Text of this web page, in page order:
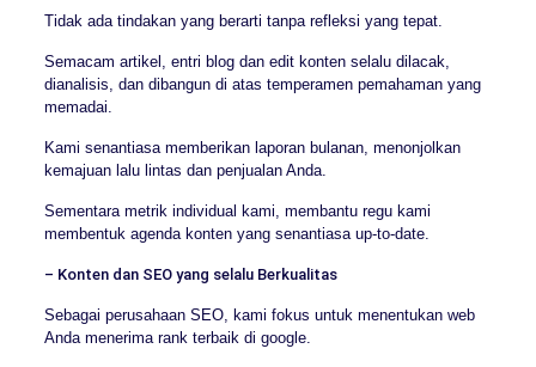
Tidak ada tindakan yang berarti tanpa refleksi yang tepat.
Semacam artikel, entri blog dan edit konten selalu dilacak,
dianalisis, dan dibangun di atas temperamen pemahaman yang
memadai.
Kami senantiasa memberikan laporan bulanan, menonjolkan
kemajuan lalu lintas dan penjualan Anda.
Sementara metrik individual kami, membantu regu kami
membentuk agenda konten yang senantiasa up-to-date.
– Konten dan SEO yang selalu Berkualitas
Sebagai perusahaan SEO, kami fokus untuk menentukan web
Anda menerima rank terbaik di google.